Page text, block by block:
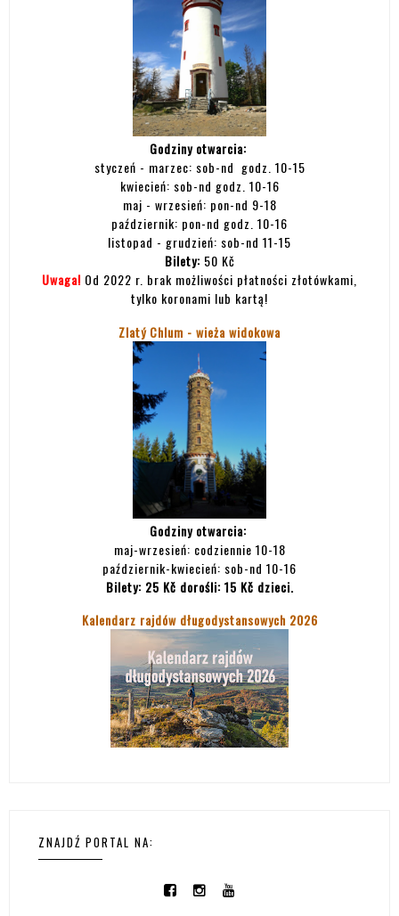
Godziny otwarcia:
styczeń - marzec: sob-nd godz. 10-15
kwiecień: sob-nd godz. 10-16
maj - wrzesień: pon-nd 9-18
październik: pon-nd godz. 10-16
listopad - grudzień: sob-nd 11-15
Bilety: 50 Kč
Uwaga! Od 2022 r. brak możliwości płatności złotówkami,
tylko koronami lub kartą!
Zlatý Chlum - wieża widokowa
Godziny otwarcia:
maj-wrzesień: codziennie 10-18
październik-kwiecień: sob-nd 10-16
Bilety: 25 Kč dorośli: 15 Kč dzieci.
Kalendarz rajdów długodystansowych 2026
ZNAJDŹ PORTAL NA: